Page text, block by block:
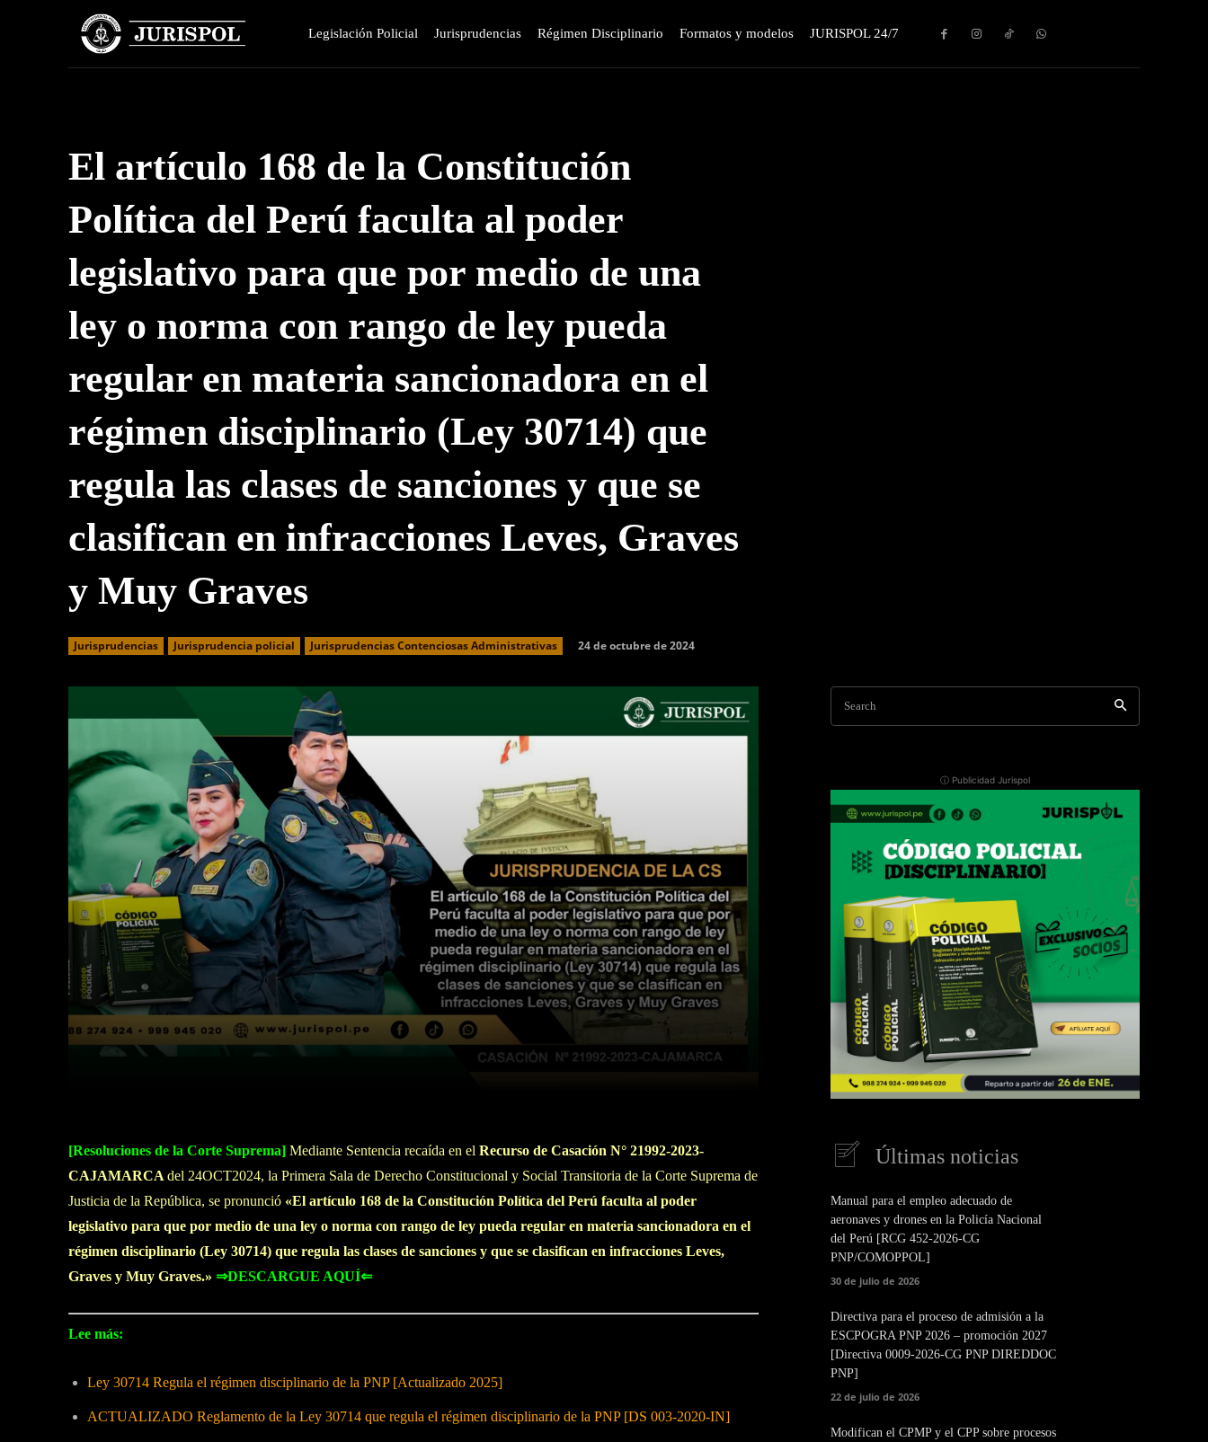
Legislación Policial Jurisprudencias Régimen Disciplinario Formatos y modelos JURISPOL 24/7
El artículo 168 de la Constitución
Política del Perú faculta al poder
legislativo para que por medio de una
ley o norma con rango de ley pueda
regular en materia sancionadora en el
régimen disciplinario (Ley 30714) que
regula las clases de sanciones y que se
clasifican en infracciones Leves, Graves
y Muy Graves
Jurisprudencias Jurisprudencia policial Jurisprudencias Contenciosas Administrativas 24 de octubre de 2024
WhatsApp
[Resoluciones de la Corte Suprema] Mediante Sentencia recaída en el Recurso de Casación N° 21992-2023-
CAJAMARCA del 24OCT2024, la Primera Sala de Derecho Constitucional y Social Transitoria de la Corte Suprema de
Justicia de la República, se pronunció «El artículo 168 de la Constitución Política del Perú faculta al poder
legislativo para que por medio de una ley o norma con rango de ley pueda regular en materia sancionadora en el
régimen disciplinario (Ley 30714) que regula las clases de sanciones y que se clasifican en infracciones Leves,
Graves y Muy Graves.» ⇒DESCARGUE AQUÍ⇐
Lee más:
Ley 30714 Regula el régimen disciplinario de la PNP [Actualizado 2025]
ACTUALIZADO Reglamento de la Ley 30714 que regula el régimen disciplinario de la PNP [DS 003-2020-IN]
Search
ⓘ Publicidad Jurispol
Últimas noticias
Manual para el empleo adecuado de
aeronaves y drones en la Policía Nacional
del Perú [RCG 452-2026-CG
PNP/COMOPPOL]
30 de julio de 2026
Directiva para el proceso de admisión a la
ESCPOGRA PNP 2026 – promoción 2027
[Directiva 0009-2026-CG PNP DIREDDOC
PNP]
22 de julio de 2026
Modifican el CPMP y el CPP sobre procesos